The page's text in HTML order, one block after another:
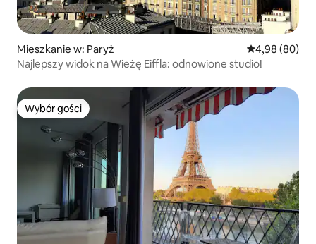
Mieszkanie w: Paryż Średnia
4,98 (80)
Najlepszy widok na Wieżę Eiffla: odnowione studio!
Wybór gości
Wybór gości